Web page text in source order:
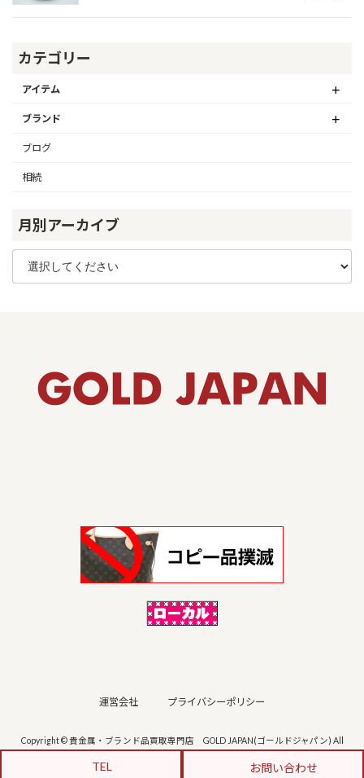
カテゴリー
アイテム
ブランド
ブログ
相続
月別アーカイブ
運営会社 プライバシーポリシー
Copyright © 貴金属・ブランド品買取専門店 GOLD JAPAN(ゴールドジャパン) All
Rights Reserved.
TEL お問い合わせ